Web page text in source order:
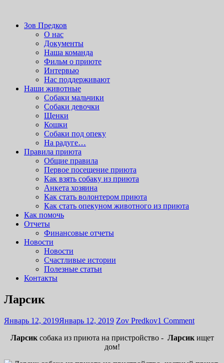
zone.ru/wordpress-themes-and-templates
Зов Предков
приют для бездомных животных
Зов Предков
О нас
Документы
Наша команда
Фильм о приюте
Интервью
Нас поддерживают
Наши животные
Cобаки мальчики
Cобаки девочки
Щенки
Кошки
Собаки под опеку
На радуге…
Правила приюта
Общие правила
Первое посещение приюта
Как взять собаку из приюта
Анкета хозяина
Как стать волонтером приюта
Как стать опекуном животного из приюта
Как помочь
Отчеты
Финансовые отчеты
Новости
Новости
Счастливые истории
Полезные статьи
Контакты
Ларсик
Январь 12, 2019Январь 12, 2019 Zov Predkov1 Comment
Ларсиксобака из приюта на пристройство - Ларсикищет
дом!